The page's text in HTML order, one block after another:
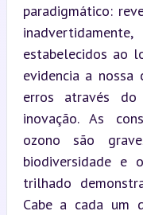
paradigmático:
estabelecidos ao
evidencia a
erros através do
inovação. As
ozono são
biodiversidade
trilhado
Cabe a cada um